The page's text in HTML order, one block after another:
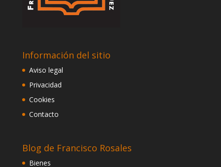
Información del sitio
Aviso legal
Privacidad
Cookies
Contacto
Blog de Francisco Rosales
Bienes